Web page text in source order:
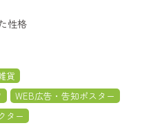
性格
貨
WEB広告・告知ポスター
ター